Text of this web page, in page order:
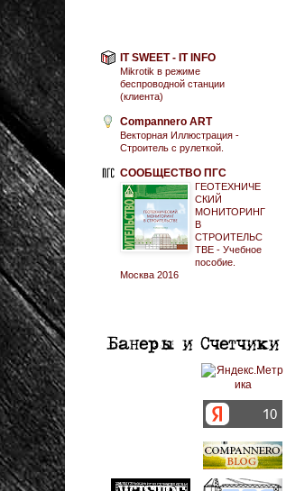
IT SWEET - IT INFO
Mikrotik в режиме
беспроводной станции
(клиента)
Compannero ART
Векторная Иллюстрация -
Строитель с рулеткой.
СООБЩЕСТВО ПГС
ГЕОТЕХНИЧЕ
СКИЙ
МОНИТОРИНГ
В
СТРОИТЕЛЬС
ТВЕ - Учебное
пособие.
Москва 2016